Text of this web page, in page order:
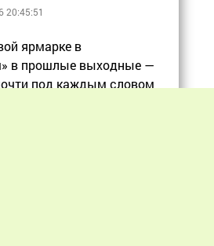
20:45:51
ярмарке в
в прошлые выходные —
под каждым словом